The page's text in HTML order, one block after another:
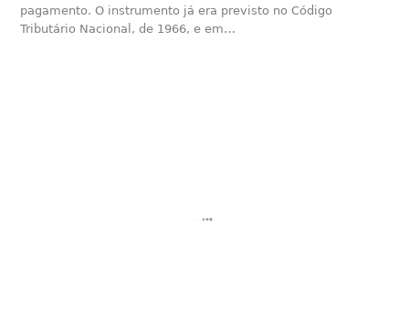
pagamento. O instrumento já era previsto no Código
Tributário Nacional, de 1966, e em…